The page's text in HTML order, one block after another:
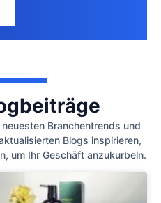
Branchentrends und
Blogs inspirieren,
um Ihr Geschäft anzukurbeln.